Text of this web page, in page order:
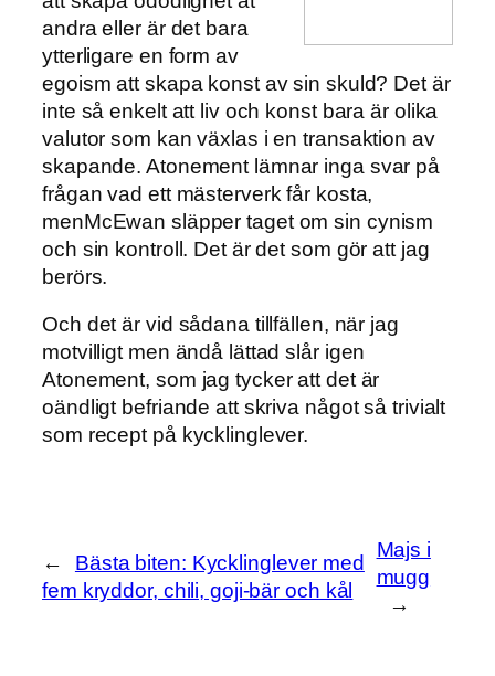
andra eller är det bara
ytterligare en form av
egoism att skapa konst av sin skuld? Det är
inte så enkelt att liv och konst bara är olika
valutor som kan växlas i en transaktion av
skapande. Atonement lämnar inga svar på
frågan vad ett mästerverk får kosta,
menMcEwan släpper taget om sin cynism
och sin kontroll. Det är det som gör att jag
berörs.
Och det är vid sådana tillfällen, när jag
motvilligt men ändå lättad slår igen
Atonement, som jag tycker att det är
oändligt befriande att skriva något så trivialt
som recept på kycklinglever.
←
Bästa biten: Kycklinglever med
fem kryddor, chili, goji-bär och kål
Majs i
mugg
→